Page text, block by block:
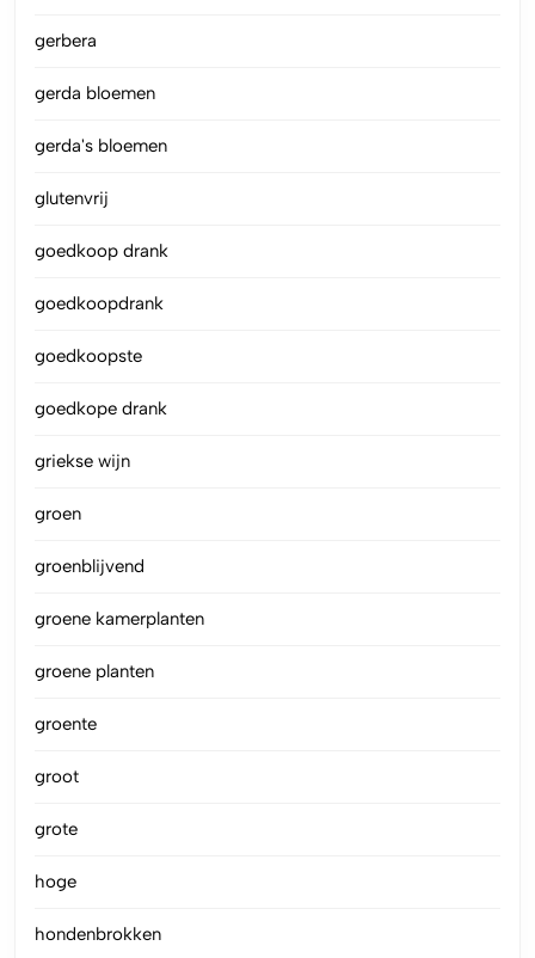
gerbera
gerda bloemen
gerda's bloemen
glutenvrij
goedkoop drank
goedkoopdrank
goedkoopste
goedkope drank
griekse wijn
groen
groenblijvend
groene kamerplanten
groene planten
groente
groot
grote
hoge
hondenbrokken